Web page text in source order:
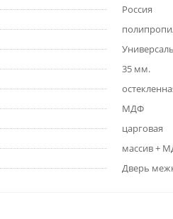
Россия
35 мм.
МДФ
царговая
массив +
Дверь